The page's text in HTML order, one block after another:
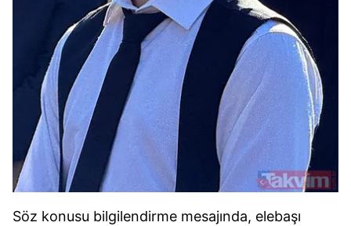
Söz konusu bilgilendirme mesajında, elebaşı